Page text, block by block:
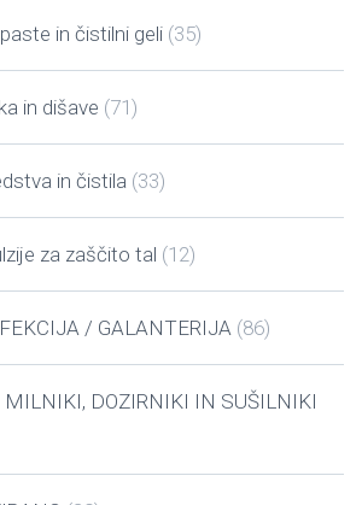
in čistilni geli (35)
in dišave (71)
in čistila (33)
za zaščito tal (12)
/ GALANTERIJA (86)
MILNIKI, DOZIRNIKI IN SUŠILNIKI